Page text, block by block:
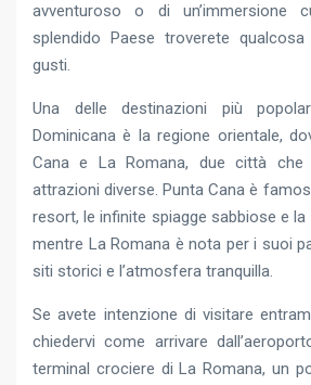
avventuroso o di un’immersione
splendido Paese troverete
gusti.
Una delle destinazioni più
Dominicana è la regione orientale,
Cana e La Romana, due città
attrazioni diverse. Punta Cana è
resort, le infinite spiagge sabbiose e
mentre La Romana è nota per i suoi
siti storici e l’atmosfera tranquilla.
Se avete intenzione di visitare
chiedervi come arrivare
terminal crociere di La Romana, un